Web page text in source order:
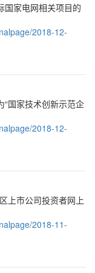
国家电网相关项目的
2018-12-
“国家技术创新示范企
2018-12-
上市公司投资者网上
2018-11-